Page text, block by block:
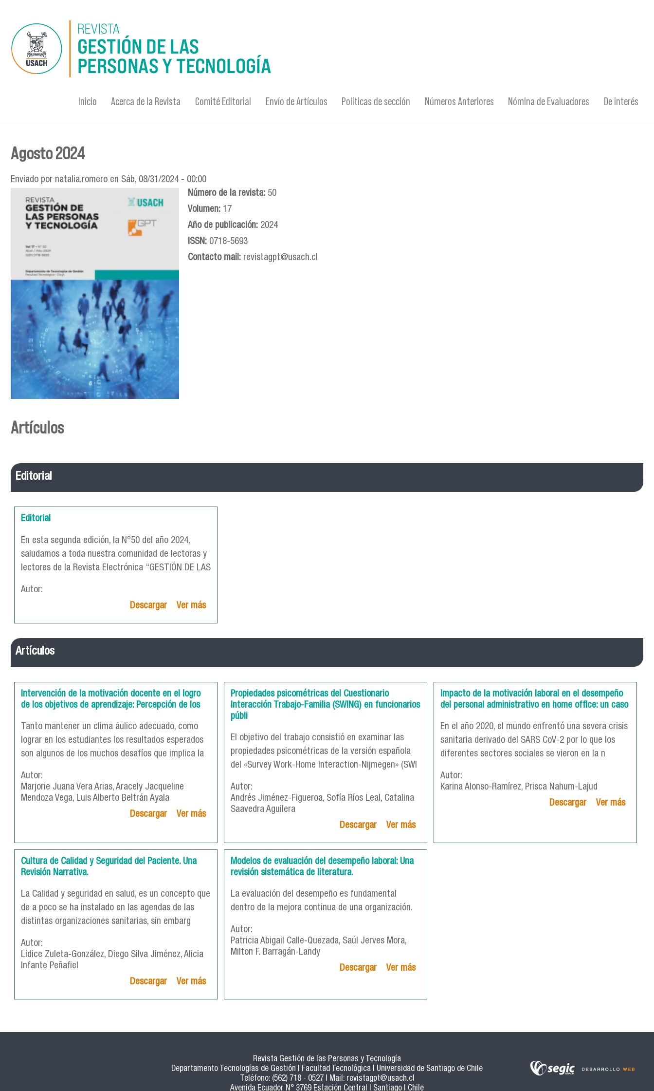
Inicio Acerca de la Revista Comité Editorial Envío de Artículos Políticas de sección Números Anteriores Nómina de Evaluadores De interés
Se encuentra usted aquí
Agosto 2024
Enviado por natalia.romero en Sáb, 08/31/2024 - 00:00
Número de la revista: 50
Volumen: 17
Año de publicación: 2024
ISSN: 0718-5693
Contacto mail: revistagpt@usach.cl
Artículos
Editorial
Editorial
En esta segunda edición, la N°50 del año 2024,
saludamos a toda nuestra comunidad de lectoras y
lectores de la Revista Electrónica “GESTIÓN DE LAS
Autor:
Ver más
Descargar
Artículos
Intervención de la motivación docente en el logro
de los objetivos de aprendizaje: Percepción de los
Tanto mantener un clima áulico adecuado, como
lograr en los estudiantes los resultados esperados
son algunos de los muchos desafíos que implica la
Autor:
Marjorie Juana Vera Arias, Aracely Jacqueline
Mendoza Vega, Luis Alberto Beltrán Ayala
Ver más
Descargar
Propiedades psicométricas del Cuestionario
Interacción Trabajo-Familia (SWING) en funcionarios
públi
El objetivo del trabajo consistió en examinar las
propiedades psicométricas de la versión española
del «Survey Work-Home Interaction-Nijmegen» (SWI
Autor:
Andrés Jiménez-Figueroa, Sofía Ríos Leal, Catalina
Saavedra Aguilera
Ver más
Descargar
Impacto de la motivación laboral en el desempeño
del personal administrativo en home office: un caso
En el año 2020, el mundo enfrentó una severa crisis
sanitaria derivado del SARS CoV-2 por lo que los
diferentes sectores sociales se vieron en la n
Autor:
Karina Alonso-Ramírez, Prisca Nahum-Lajud
Ver más
Descargar
Cultura de Calidad y Seguridad del Paciente. Una
Revisión Narrativa.
La Calidad y seguridad en salud, es un concepto que
de a poco se ha instalado en las agendas de las
distintas organizaciones sanitarias, sin embarg
Autor:
Lídice Zuleta-González, Diego Silva Jiménez, Alicia
Infante Peñafiel
Ver más
Descargar
Modelos de evaluación del desempeño laboral: Una
revisión sistemática de literatura.
La evaluación del desempeño es fundamental
dentro de la mejora continua de una organización.
Autor:
Patricia Abigail Calle-Quezada, Saúl Jerves Mora,
Milton F. Barragán-Landy
Ver más
Descargar
Revista Gestión de las Personas y Tecnología
Departamento Tecnologías de Gestión | Facultad Tecnológica | Universidad de Santiago de Chile
Teléfono: (562) 718 - 0527 | Mail: revistagpt@usach.cl
Avenida Ecuador N° 3769 Estación Central | Santiago | Chile